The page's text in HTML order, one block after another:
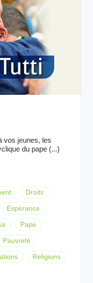
vos jeunes, les
du pape (...)
Droits
Espérance
Pape
Pauvreté
Religions